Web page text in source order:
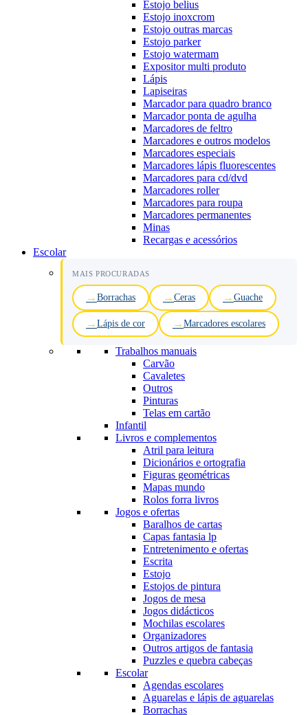
Estojo belius
Estojo inoxcrom
Estojo outras marcas
Estojo parker
Estojo watermam
Expositor multi produto
Lápis
Lapiseiras
Marcador para quadro branco
Marcador ponta de agulha
Marcadores de feltro
Marcadores e outros modelos
Marcadores especiais
Marcadores lápis fluorescentes
Marcadores para cd/dvd
Marcadores roller
Marcadores para roupa
Marcadores permanentes
Minas
Recargas e acessórios
Escolar
MAIS PROCURADAS
Borrachas Ceras Guache
Lápis de cor Marcadores escolares
Trabalhos manuais
Carvão
Cavaletes
Outros
Pinturas
Telas em cartão
Infantil
Livros e complementos
Atril para leitura
Dicionários e ortografia
Figuras geométricas
Mapas mundo
Rolos forra livros
Jogos e ofertas
Baralhos de cartas
Capas fantasia lp
Entretenimento e ofertas
Escrita
Estojo
Estojos de pintura
Jogos de mesa
Jogos didácticos
Mochilas escolares
Organizadores
Outros artigos de fantasia
Puzzles e quebra cabeças
Escolar
Agendas escolares
Aguarelas e lápis de aguarelas
Borrachas